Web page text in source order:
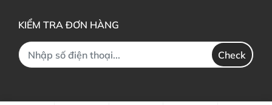
KIỂM TRA ĐƠN HÀNG
Check